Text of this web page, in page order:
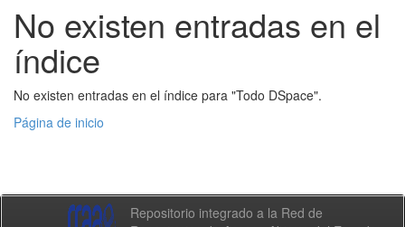
No existen entradas en el
índice
No existen entradas en el índice para "Todo DSpace".
Página de inicio
Repositorio integrado a la Red de